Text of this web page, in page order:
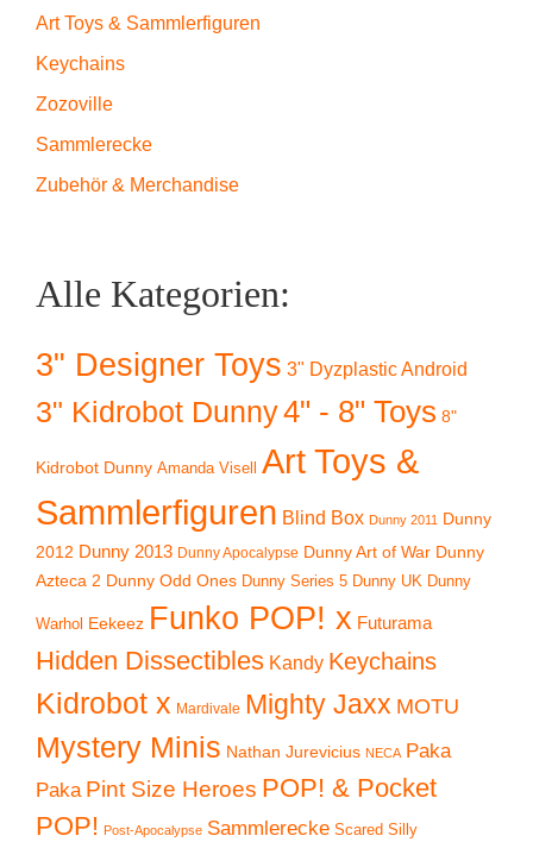
Art Toys & Sammlerfiguren
Keychains
Zozoville
Sammlerecke
Zubehör & Merchandise
Alle Kategorien:
3" Designer Toys 3" Dyzplastic Android
3" Kidrobot Dunny4" - 8" Toys 8"
Kidrobot Dunny Amanda Visell Art Toys &
Sammlerfiguren Blind Box Dunny 2011 Dunny
2012 Dunny 2013 Dunny Apocalypse Dunny Art of War Dunny
Azteca 2 Dunny Odd Ones Dunny Series 5 Dunny UK Dunny
Warhol Eekeez Funko POP! x Futurama
Hidden Dissectibles Kandy Keychains
Kidrobot x Mardivale Mighty Jaxx MOTU
Mystery Minis Nathan Jurevicius NECA Paka
Paka Pint Size Heroes POP! & Pocket
POP! Post-Apocalypse Sammlerecke Scared Silly